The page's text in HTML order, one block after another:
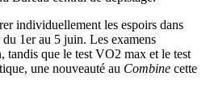
individuellement les espoirs dans
1er au 5 juin. Les examens
tandis que le test VO2 max et le test
une nouveauté au Combine cette